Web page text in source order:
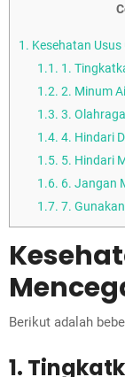
1. Kesehatan
1.1. 1.
1.2. 2. Minum
1.3. 3.
1.4. 4. Hindari
1.5. 5. Hindari
1.6. 6. Jangan
1.7. 7.
Berikut adalah
1.